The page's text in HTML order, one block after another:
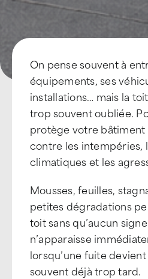
On pense souvent à
équipements, ses
installations… mais la
trop souvent oubliée.
protège votre bâtiment
contre les intempéries,
climatiques et les
Mousses, feuilles,
petites dégradations
toit sans qu’aucun
n’apparaisse
lorsqu’une fuite
souvent déjà trop tard.